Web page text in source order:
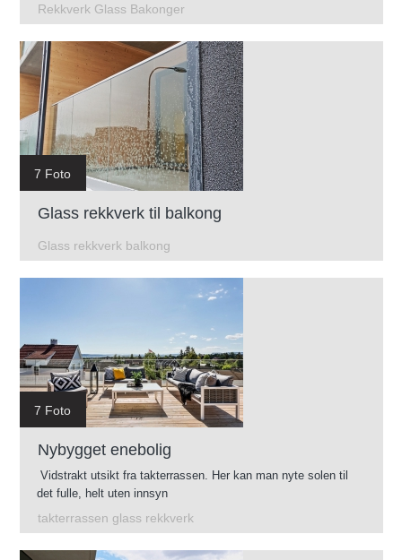
Rekkverk Glass Bakonger
7 Foto
Glass rekkverk til balkong
Glass rekkverk balkong
7 Foto
Nybygget enebolig
Vidstrakt utsikt fra takterrassen. Her kan man nyte solen til
det fulle, helt uten innsyn
takterrassen glass rekkverk